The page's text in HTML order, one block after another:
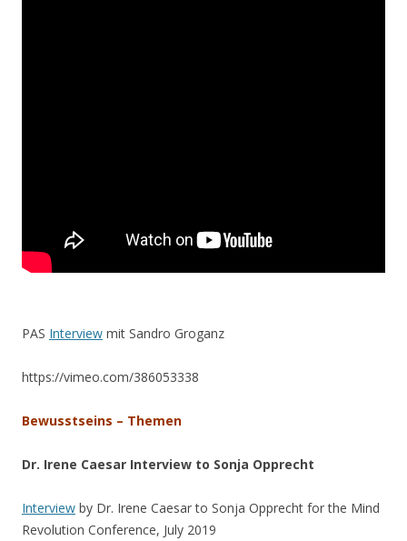
PAS Interview mit Sandro Groganz
https://vimeo.com/386053338
Bewusstseins – Themen
Dr. Irene Caesar Interview to Sonja Opprecht
Interview by Dr. Irene Caesar to Sonja Opprecht for the Mind
Revolution Conference, July 2019